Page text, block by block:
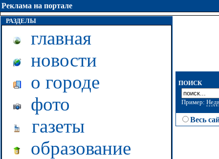
Реклама на портале
РАЗДЕЛЫ
главная
новости
о городе
фото
газеты
образование
ПОИСК
Пример:
Весь